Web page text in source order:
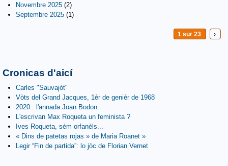
Novembre 2025 (2)
Septembre 2025 (1)
1 sur 23 ›
Cronicas d'aicí
Carles "Sauvajòt"
Vòts del Grand Jacques, 1èr de genièr de 1968
2020 : l'annada Joan Bodon
L'escrivan Max Roqueta un feminista ?
Ives Roqueta, sèm orfanèls...
« Dins de patetas rojas » de Maria Roanet »
Legir “Fin de partida”: lo jòc de Florian Vernet